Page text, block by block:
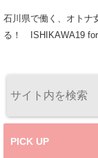
石川県で働く、オトナ
る！ ISHIKAWA19
PICK UP